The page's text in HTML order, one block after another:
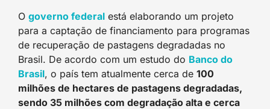
O governo federal está elaborando um projeto
para a captação de financiamento para programas
de recuperação de pastagens degradadas no
Brasil. De acordo com um estudo do Banco do
Brasil, o país tem atualmente cerca de 100
milhões de hectares de pastagens degradadas,
sendo 35 milhões com degradação alta e cerca